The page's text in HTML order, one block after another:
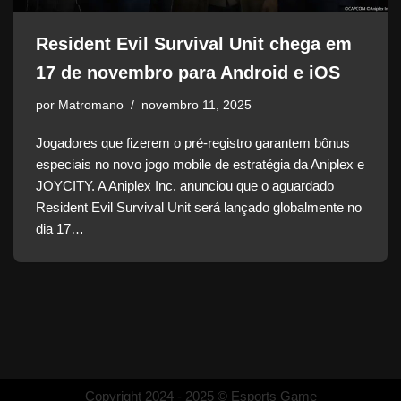
Resident Evil Survival Unit chega em
17 de novembro para Android e iOS
por Matromano novembro 11, 2025
Jogadores que fizerem o pré-registro garantem bônus
especiais no novo jogo mobile de estratégia da Aniplex e
JOYCITY. A Aniplex Inc. anunciou que o aguardado
Resident Evil Survival Unit será lançado globalmente no
dia 17…
Copyright 2024 - 2025 © Esports Game